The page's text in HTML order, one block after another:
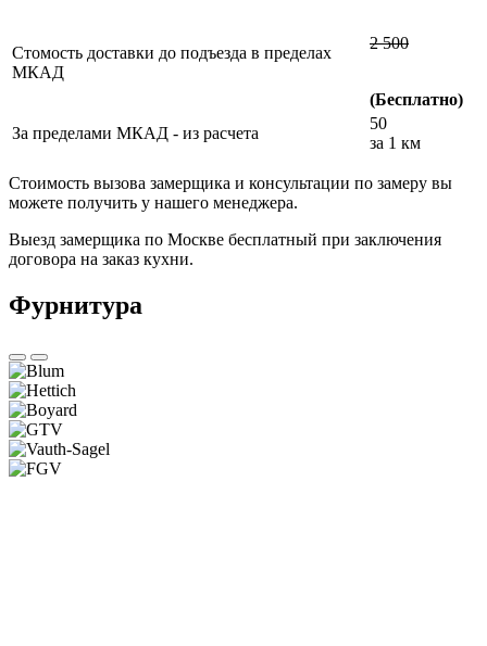
Стомость доставки до подъезда в пределах
МКАД
2 500
(Бесплатно)
За пределами МКАД - из расчета
50
за 1 км
Стоимость вызова замерщика и консультации по замеру вы
можете получить у нашего менеджера.
Выезд замерщика по Москве бесплатный при заключения
договора на заказ кухни.
Фурнитура